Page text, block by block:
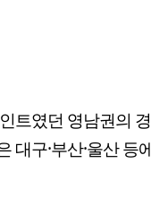
트였던 영남권의
대구·부산·울산 등